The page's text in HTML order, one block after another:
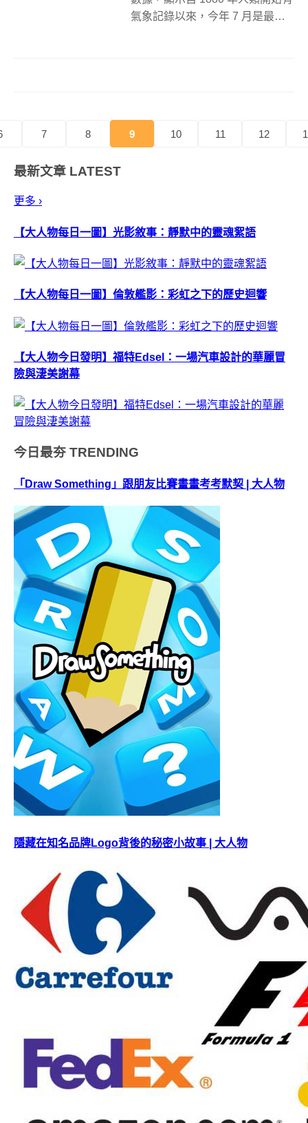
氣象記錄以來，今年 7 月是最熱
7 8 9 10 11 12
最新文章 LATEST
更多 ›
【大人物每日一圖】光影敘事：靜默中的靈魂絮語
【大人物每日一圖】倫敦艦影：彩虹之下的歷史迴響
【大人物今日發明】福特Edsel：一場汽車設計的華麗冒
險與淒美謝幕
今日最夯 TRENDING
「Draw Something」跟朋友比賽畫畫考考默契 | 大人物
隱藏在知名品牌Logo背後的秘密小故事 | 大人物